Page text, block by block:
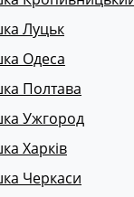
Луцьк
Одеса
Полтава
Ужгород
Харків
Черкаси